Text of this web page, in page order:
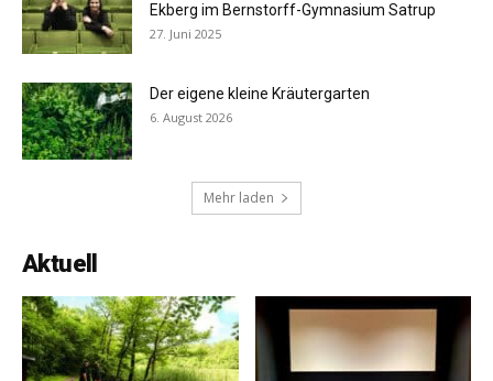
Ekberg im Bernstorff-Gymnasium Satrup
27. Juni 2025
Der eigene kleine Kräutergarten
6. August 2026
Mehr laden
Aktuell